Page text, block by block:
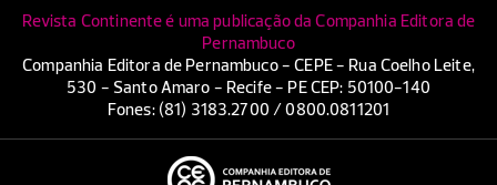
Revista Continente é uma publicação da Companhia Editora de
Pernambuco
Companhia Editora de Pernambuco - CEPE - Rua Coelho Leite,
530 - Santo Amaro - Recife - PE CEP: 50100-140
Fones: (81) 3183.2700 / 0800.0811201